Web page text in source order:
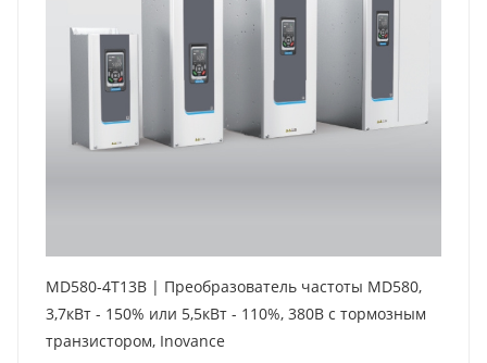
MD580-4T13B | Преобразователь частоты MD580,
3,7кВт - 150% или 5,5кВт - 110%, 380В с тормозным
транзистором, Inovance